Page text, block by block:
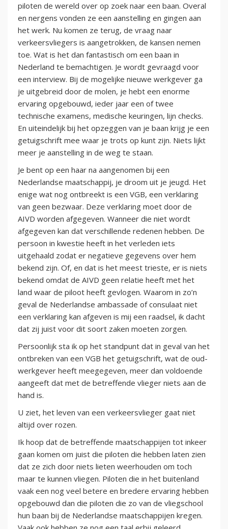
piloten de wereld over op zoek naar een baan. Overal
en nergens vonden ze een aanstelling en gingen aan
het werk. Nu komen ze terug, de vraag naar
verkeersvliegers is aangetrokken, de kansen nemen
toe. Wat is het dan fantastisch om een baan in
Nederland te bemachtigen. Je wordt gevraagd voor
een interview. Bij de mogelijke nieuwe werkgever ga
je uitgebreid door de molen, je hebt een enorme
ervaring opgebouwd, ieder jaar een of twee
technische examens, medische keuringen, lijn checks.
En uiteindelijk bij het opzeggen van je baan krijg je een
getuigschrift mee waar je trots op kunt zijn. Niets lijkt
meer je aanstelling in de weg te staan.
Je bent op een haar na aangenomen bij een
Nederlandse maatschappij, je droom uit je jeugd. Het
enige wat nog ontbreekt is een VGB, een verklaring
van geen bezwaar. Deze verklaring moet door de
AIVD worden afgegeven. Wanneer die niet wordt
afgegeven kan dat verschillende redenen hebben. De
persoon in kwestie heeft in het verleden iets
uitgehaald zodat er negatieve gegevens over hem
bekend zijn. Of, en dat is het meest trieste, er is niets
bekend omdat de AIVD geen relatie heeft met het
land waar de piloot heeft gevlogen. Waarom in zo’n
geval de Nederlandse ambassade of consulaat niet
een verklaring kan afgeven is mij een raadsel, ik dacht
dat zij juist voor dit soort zaken moeten zorgen.
Persoonlijk sta ik op het standpunt dat in geval van het
ontbreken van een VGB het getuigschrift, wat de oud-
werkgever heeft meegegeven, meer dan voldoende
aangeeft dat met de betreffende vlieger niets aan de
hand is.
U ziet, het leven van een verkeersvlieger gaat niet
altijd over rozen.
Ik hoop dat de betreffende maatschappijen tot inkeer
gaan komen om juist die piloten die hebben laten zien
dat ze zich door niets lieten weerhouden om toch
maar te kunnen vliegen. Piloten die in het buitenland
vaak een nog veel betere en bredere ervaring hebben
opgebouwd dan die piloten die zo van de vliegschool
hun baan bij de Nederlandse maatschappijen kregen.